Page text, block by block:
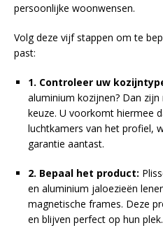
persoonlijke woonwensen.
Volg deze vijf stappen om te
past:
1. Controleer uw
aluminium kozijnen? Dan
keuze. U voorkomt hiermee
luchtkamers van het profiel,
garantie aantast.
2. Bepaal het product:
en aluminium jaloezieën
magnetische frames. Deze
en blijven perfect op hun plek.